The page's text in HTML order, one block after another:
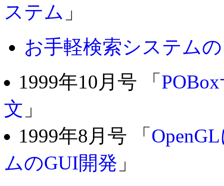
ステム 」
お手軽検索システム
1999年10月号 「
文 」
1999年8月号 「
ムのGUI開発 」